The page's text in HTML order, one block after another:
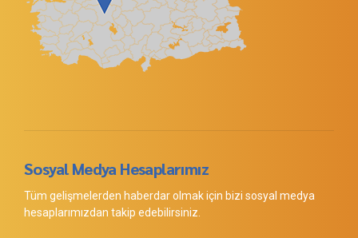
Sosyal Medya Hesaplarımız
Tüm gelişmelerden haberdar olmak için bizi sosyal medya
hesaplarımızdan takip edebilirsiniz.